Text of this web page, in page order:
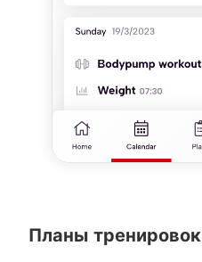
Планы тренировок